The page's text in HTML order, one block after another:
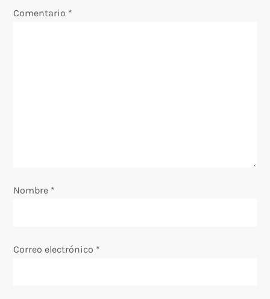
i
n
r
Comentario *
Nombre *
Correo electrónico *